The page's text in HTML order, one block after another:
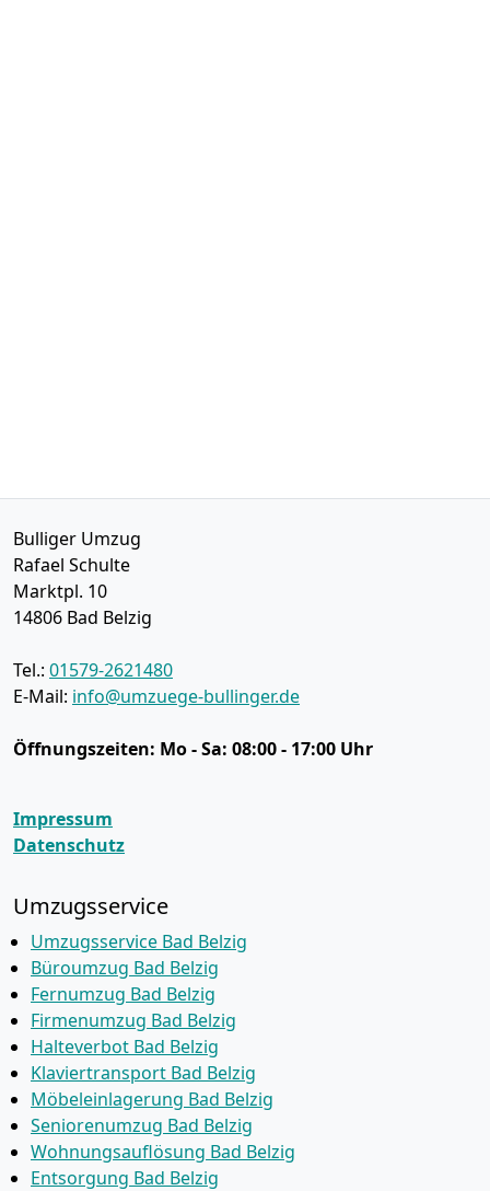
Bulliger Umzug
Rafael Schulte
Marktpl. 10
14806 Bad Belzig
Tel.: 01579-2621480
E-Mail: info@umzuege-bullinger.de
Öffnungszeiten: Mo - Sa: 08:00 - 17:00 Uhr
Impressum
Datenschutz
Umzugsservice
Umzugsservice Bad Belzig
Büroumzug Bad Belzig
Fernumzug Bad Belzig
Firmenumzug Bad Belzig
Halteverbot Bad Belzig
Klaviertransport Bad Belzig
Möbeleinlagerung Bad Belzig
Seniorenumzug Bad Belzig
Wohnungsauflösung Bad Belzig
Entsorgung Bad Belzig